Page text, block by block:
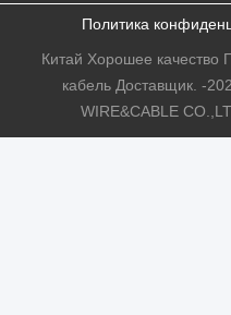
Политика
Китай Хорошее качество
кабель Доставщик. -
WIRE&CABLE